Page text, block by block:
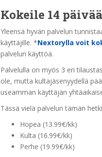
Kokeile 14 päivää
Yleensä hyvän palvelun
käyttäjille. *Nextorylla voit
palvelun käyttöä.
Palvelulla on myös 3 eri
ole, mutta kultajäsenyydellä
useamman käyttäjän
Tässä vielä palvelun tämän
Hopea (13.99€/kk)
Kulta (16.99€/kk)
Perhe (19.99€/kk)